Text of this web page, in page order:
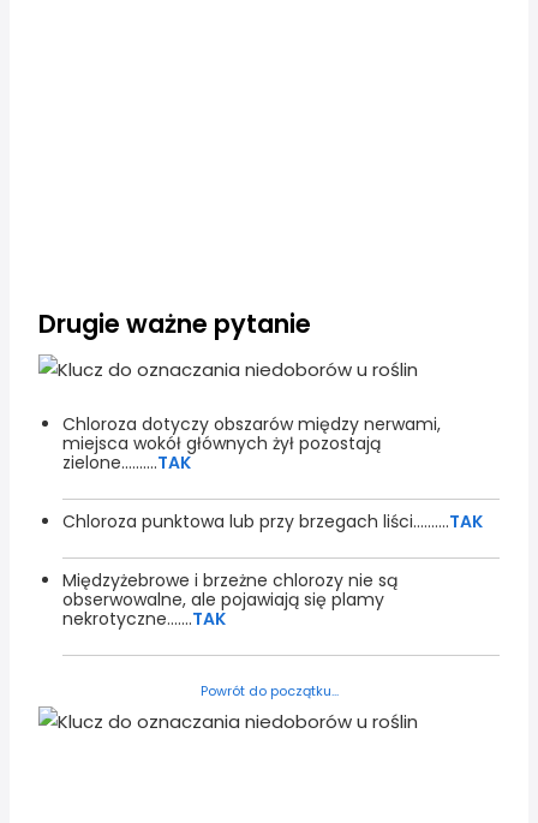
Drugie ważne pytanie
Chloroza dotyczy obszarów między nerwami,
miejsca wokół głównych żył pozostają
zielone..........TAK
Chloroza punktowa lub przy brzegach liści..........TAK
Międzyżebrowe i brzeżne chlorozy nie są
obserwowalne, ale pojawiają się plamy
nekrotyczne.......TAK
Powrót do początku...